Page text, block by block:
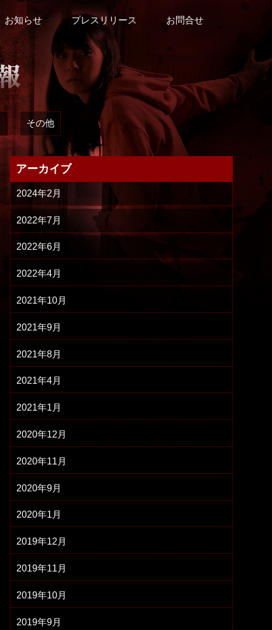
お知らせ プレスリリース お問合せ
その他
アーカイブ
2024年2月
2022年7月
2022年6月
2022年4月
2021年10月
2021年9月
2021年8月
2021年4月
2021年1月
2020年12月
2020年11月
2020年9月
2020年1月
2019年12月
2019年11月
2019年10月
2019年9月